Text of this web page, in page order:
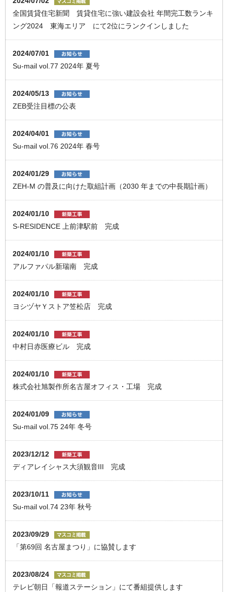
全国賃貸住宅新聞 賃貸住宅に強い建設会社 年間完工数ランキ
ング2024 東海エリア にて2位にランクインしました
2024/07/01
Su-mail vol.77 2024年 夏号
2024/05/13
ZEB受注目標の公表
2024/04/01
Su-mail vol.76 2024年 春号
2024/01/29
ZEH-M の普及に向けた取組計画（2030 年までの中⻑期計画）
2024/01/10
S-RESIDENCE 上前津駅前 完成
2024/01/10
アルファパル新瑞南 完成
2024/01/10
ヨシヅヤＹストア笠松店 完成
2024/01/10
中村日赤医療ビル 完成
2024/01/10
株式会社旭製作所名古屋オフィス・工場 完成
2024/01/09
Su-mail vol.75 24年 冬号
2023/12/12
ディアレイシャス⼤須観⾳III 完成
2023/10/11
Su-mail vol.74 23年 秋号
2023/09/29
「第69回 名古屋まつり」に協賛します
2023/08/24
テレビ朝日「報道ステーション」にて番組提供します